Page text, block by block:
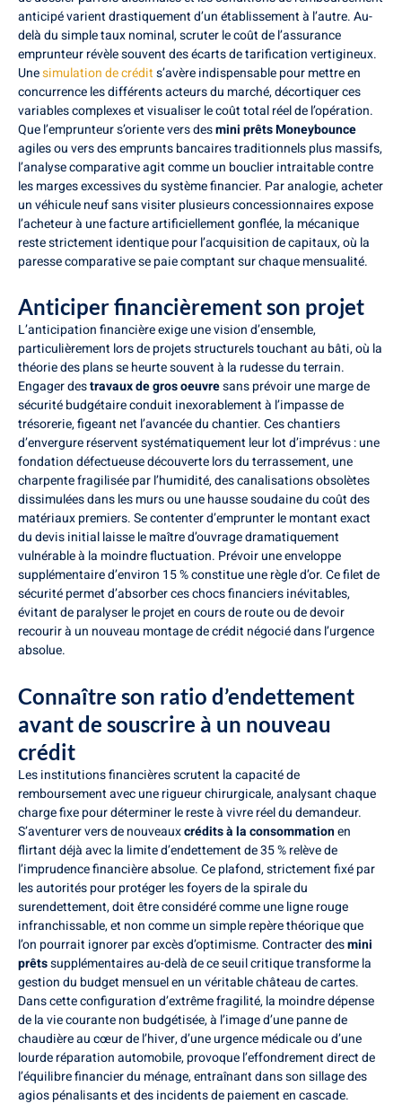
anticipé varient drastiquement d’un établissement à l’autre. Au-
delà du simple taux nominal, scruter le coût de l’assurance
emprunteur révèle souvent des écarts de tarification vertigineux.
Unesimulation de crédits’avère indispensable pour mettre en
concurrence les différents acteurs du marché, décortiquer ces
variables complexes et visualiser le coût total réel de l’opération.
Que l’emprunteur s’oriente vers desmini prêts Moneybounce
agiles ou vers des emprunts bancaires traditionnels plus massifs,
l’analyse comparative agit comme un bouclier intraitable contre
les marges excessives du système financier. Par analogie, acheter
un véhicule neuf sans visiter plusieurs concessionnaires expose
l’acheteur à une facture artificiellement gonflée, la mécanique
reste strictement identique pour l’acquisition de capitaux, où la
paresse comparative se paie comptant sur chaque mensualité.
Anticiper financièrement son projet
L’anticipation financière exige une vision d’ensemble,
particulièrement lors de projets structurels touchant au bâti, où la
théorie des plans se heurte souvent à la rudesse du terrain.
Engager destravaux de gros oeuvresans prévoir une marge de
sécurité budgétaire conduit inexorablement à l’impasse de
trésorerie, figeant net l’avancée du chantier. Ces chantiers
d’envergure réservent systématiquement leur lot d’imprévus : une
fondation défectueuse découverte lors du terrassement, une
charpente fragilisée par l’humidité, des canalisations obsolètes
dissimulées dans les murs ou une hausse soudaine du coût des
matériaux premiers. Se contenter d’emprunter le montant exact
du devis initial laisse le maître d’ouvrage dramatiquement
vulnérable à la moindre fluctuation. Prévoir une enveloppe
supplémentaire d’environ 15 % constitue une règle d’or. Ce filet de
sécurité permet d’absorber ces chocs financiers inévitables,
évitant de paralyser le projet en cours de route ou de devoir
recourir à un nouveau montage de crédit négocié dans l’urgence
absolue.
Connaître son ratio d’endettement
avant de souscrire à un nouveau
crédit
Les institutions financières scrutent la capacité de
remboursement avec une rigueur chirurgicale, analysant chaque
charge fixe pour déterminer le reste à vivre réel du demandeur.
S’aventurer vers de nouveauxcrédits à la consommationen
flirtant déjà avec la limite d’endettement de 35 % relève de
l’imprudence financière absolue. Ce plafond, strictement fixé par
les autorités pour protéger les foyers de la spirale du
surendettement, doit être considéré comme une ligne rouge
infranchissable, et non comme un simple repère théorique que
l’on pourrait ignorer par excès d’optimisme. Contracter desmini
prêtssupplémentaires au-delà de ce seuil critique transforme la
gestion du budget mensuel en un véritable château de cartes.
Dans cette configuration d’extrême fragilité, la moindre dépense
de la vie courante non budgétisée, à l’image d’une panne de
chaudière au cœur de l’hiver, d’une urgence médicale ou d’une
lourde réparation automobile, provoque l’effondrement direct de
l’équilibre financier du ménage, entraînant dans son sillage des
agios pénalisants et des incidents de paiement en cascade.